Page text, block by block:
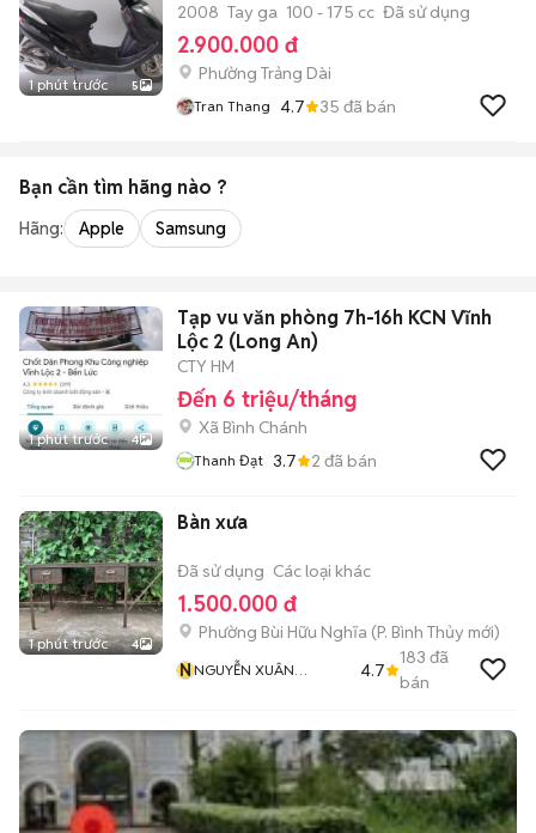
1 phút trước 5
2008 Tay ga 100 - 175 cc Đã sử dụng
2.900.000 đ
Phường Trảng Dài
Tran Thang 4.7 35 đã bán
Bạn cần tìm hãng nào ?
Hãng: Apple Samsung
1 phút trước 4
Tạp vu văn phòng 7h-16h KCN Vĩnh
Lộc 2 (Long An)
CTY HM
Đến 6 triệu/tháng
Xã Bình Chánh
Thanh Đạt 3.7 2 đã bán
1 phút trước 4
Bàn xưa
Đã sử dụng Các loại khác
1.500.000 đ
Phường Bùi Hữu Nghĩa (P. Bình Thủy mới)
NNGUYỄN XUÂN
4.7
183 đã
bán